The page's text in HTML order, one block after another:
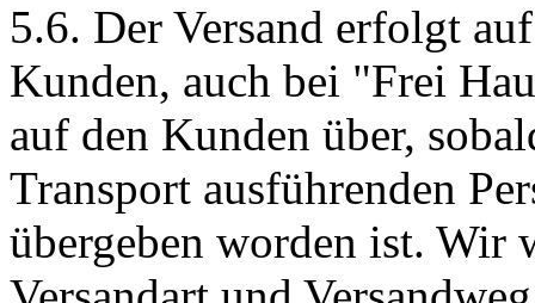
5.6. Der Versand erfolgt
Kunden, auch bei "Frei
auf den Kunden über,
Transport ausführenden
übergeben worden ist. Wir